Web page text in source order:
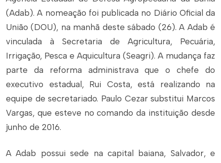
(Adab). A nomeação foi publicada no Diário Oficial da
União (DOU), na manhã deste sábado (26). A Adab é
vinculada à Secretaria de Agricultura, Pecuária,
Irrigação, Pesca e Aquicultura (Seagri). A mudança faz
parte da reforma administrava que o chefe do
executivo estadual, Rui Costa, está realizando na
equipe de secretariado. Paulo Cezar substitui Marcos
Vargas, que esteve no comando da instituição desde
junho de 2016.
A Adab possui sede na capital baiana, Salvador, e